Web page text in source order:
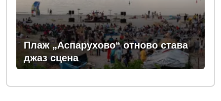
Плаж „Аспарухово“ отново става
джаз сцена